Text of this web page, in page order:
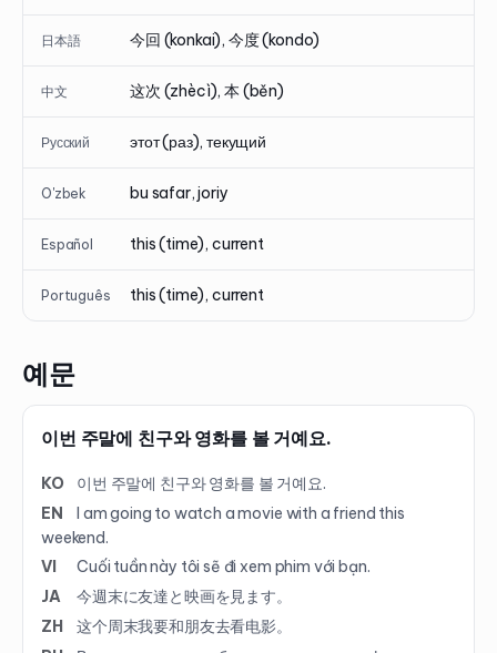
日本語 今回 (konkai), 今度 (kondo)
中文 这次 (zhècì), 本 (běn)
Русский этот (раз), текущий
O'zbek bu safar, joriy
Español this (time), current
Português this (time), current
예문
이번 주말에 친구와 영화를 볼 거예요.
KO
이번 주말에 친구와 영화를 볼 거예요.
EN
I am going to watch a movie with a friend this
weekend.
VI
Cuối tuần này tôi sẽ đi xem phim với bạn.
JA
今週末に友達と映画を見ます。
ZH
这个周末我要和朋友去看电影。